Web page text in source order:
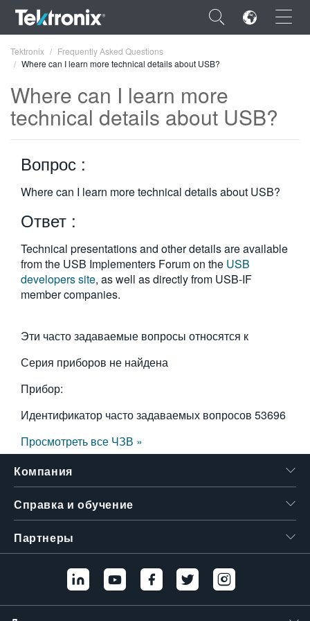
×
FRANÇAIS
DEUTSCH
VIỆT NAM
简体中文
日本語
한국어
Tektronix
Frequently Asked Questions
Where can I learn more technical details about USB?
Where can I learn more
technical details about USB?
Вопрос :
Where can I learn more technical details about USB?
Ответ :
Technical presentations and other details are available
from the USB Implementers Forum on the USB
developers site, as well as directly from USB-IF
member companies.
Эти часто задаваемые вопросы относятся к
Серия приборов не найдена
Прибор:
Идентификатор часто задаваемых вопросов 53696
Просмотреть все ЧЗВ »
Компания
Справка и обучение
Партнеры